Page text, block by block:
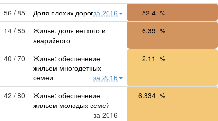
56 / 85
Доля плохих дорогза 2016 52.4 %
14 / 85
Жилье: доля ветхого и
аварийного
6.39 %
40 / 70
Жилье: обеспечение
жильем многодетных
семей
за 2016
2.11 %
42 / 80
Жилье: обеспечение
жильем молодых семей
за 2016
6.334 %